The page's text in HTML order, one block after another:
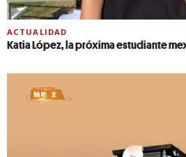
ACTUALIDAD
Katia López, la próxima estudiante